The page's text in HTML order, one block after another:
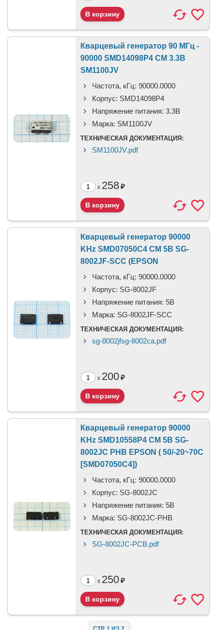
Кварцевый генератор 90 МГц -
90000 SMD14098P4 CM 3.3В
SM1100JV
Частота, кГц: 90000.0000
Корпус: SMD14098P4
Напряжение питания: 3.3В
Марка: SM1100JV
ТЕХНИЧЕСКАЯ ДОКУМЕНТАЦИЯ:
SM1100JV.pdf
x 258₽
Кварцевый генератор 90000
KHz SMD07050C4 CM 5В SG-
8002JF-SCC (EPSON
Частота, кГц: 90000.0000
Корпус: SG-8002JF
Напряжение питания: 5B
Марка: SG-8002JF-SCC
ТЕХНИЧЕСКАЯ ДОКУМЕНТАЦИЯ:
sg-8002jfsg-8002ca.pdf
x 200₽
Кварцевый генератор 90000
KHz SMD10558P4 CM 5В SG-
8002JC PHB EPSON ( 50/-20~70C
[SMD07050C4])
Частота, кГц: 90000.0000
Корпус: SG-8002JC
Напряжение питания: 5B
Марка: SG-8002JC-PHB
ТЕХНИЧЕСКАЯ ДОКУМЕНТАЦИЯ:
SG-8002JC-PCB.pdf
x 250₽
СТР. 1 ИЗ 2